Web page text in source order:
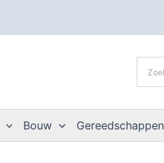
Bouw Gereedschappen